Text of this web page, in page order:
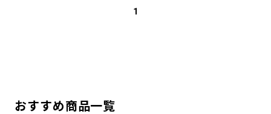
1
おすすめ商品一覧